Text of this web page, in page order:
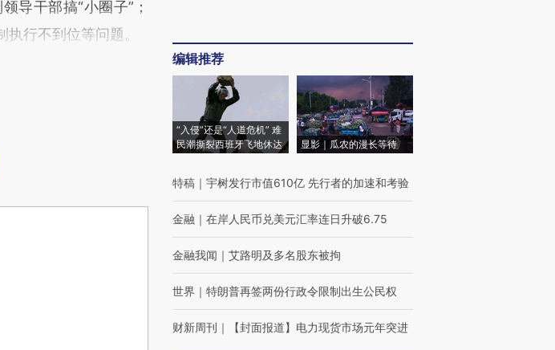
导干部搞“小圈子”；
行不到位等问题。
编辑推荐
“入侵”还是“人道危机” 难
民潮撕裂西班牙飞地休达
显影｜瓜农的漫长等待
特稿 ｜ 宇树发行市值610亿 先行者的加速和考验
金融 ｜ 在岸人民币兑美元汇率连日升破6.75
金融我闻 ｜ 艾路明及多名股东被拘
世界 ｜ 特朗普再签两份行政令限制出生公民权
财新周刊 ｜ 【封面报道】电力现货市场元年突进